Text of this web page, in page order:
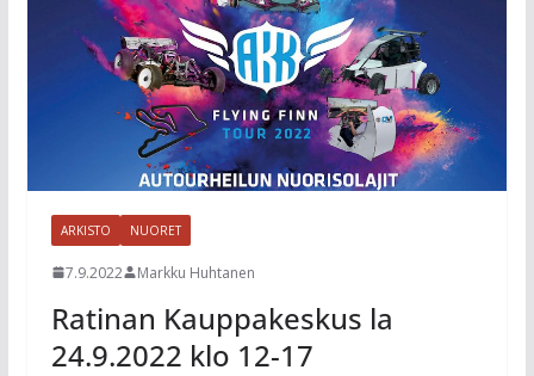
ARKISTO NUORET
7.9.2022 Markku Huhtanen
Ratinan Kauppakeskus la
24.9.2022 klo 12-17